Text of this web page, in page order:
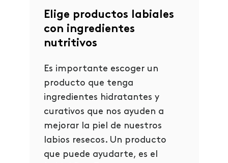
Elige productos labiales
con ingredientes
nutritivos
Es importante escoger un
producto que tenga
ingredientes hidratantes y
curativos que nos ayuden a
mejorar la piel de nuestros
labios resecos. Un producto
que puede ayudarte, es el